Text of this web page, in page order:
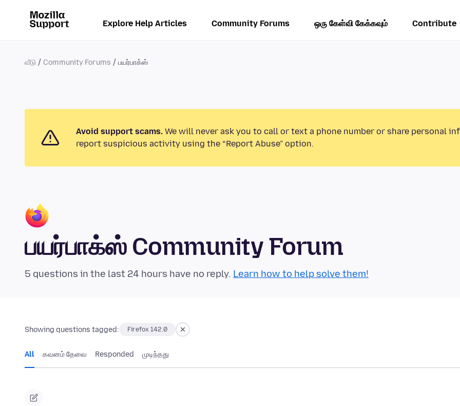
Explore Help Articles Community Forums ஒரு கேள்வி கேக்கவும் Contribute
வீடு Community Forums பயர்பாக்ஸ்
Avoid support scams. We will never ask you to call or text a phone number or share personal
report suspicious activity using the “Report Abuse” option.
பயர்பாக்ஸ் Community Forum
5 questions in the last 24 hours have no reply. Learn how to help solve them!
Showing questions tagged: Firefox 142.0
All கவனம் தேவை Responded முடிந்தது